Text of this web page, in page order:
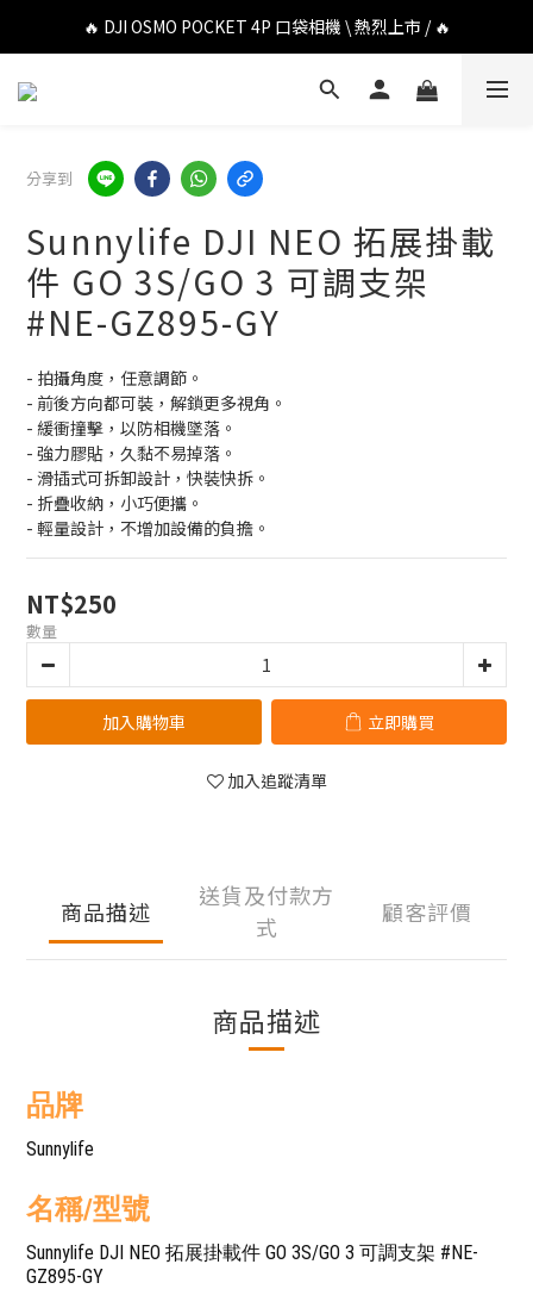
🔥 DJI OSMO POCKET 4P 口袋相機 \ 熱烈上市 / 🔥
🔥 DJI OSMO POCKET 4P 口袋相機 \ 熱烈上市 / 🔥
🔥 Insta360 Luna Ultra 雲台相機 \ 熱烈上市 / 🔥
🔥 DJI OSMO POCKET 4P 口袋相機 \ 熱烈上市 / 🔥
分享到
Sunnylife DJI NEO 拓展掛載
件 GO 3S/GO 3 可調支架
#NE-GZ895-GY
- 拍攝角度，任意調節。
- 前後方向都可裝，解鎖更多視角。
- 緩衝撞擊，以防相機墜落。
- 強力膠貼，久黏不易掉落。
- 滑插式可拆卸設計，快裝快拆。
- 折疊收納，小巧便攜。
- 輕量設計，不增加設備的負擔。
NT$250
數量
加入購物車 立即購買
加入追蹤清單
商品描述
送貨及付款方
式
顧客評價
商品描述
品牌
Sunnylife
名稱/型號
Sunnylife DJI NEO 拓展掛載件 GO 3S/GO 3 可調支架 #NE-
GZ895-GY